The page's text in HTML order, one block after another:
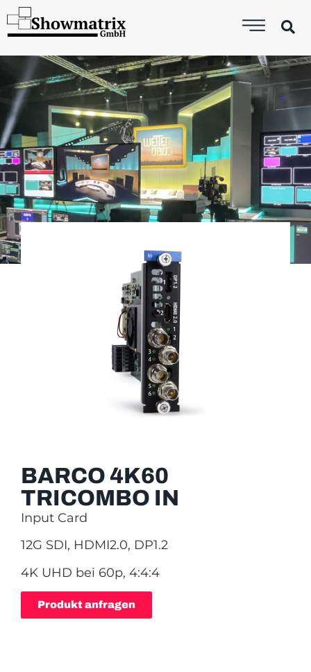
BARCO 4K60
TRICOMBO IN
Input Card
12G SDI, HDMI2.0, DP1.2
4K UHD bei 60p, 4:4:4
Produkt anfragen